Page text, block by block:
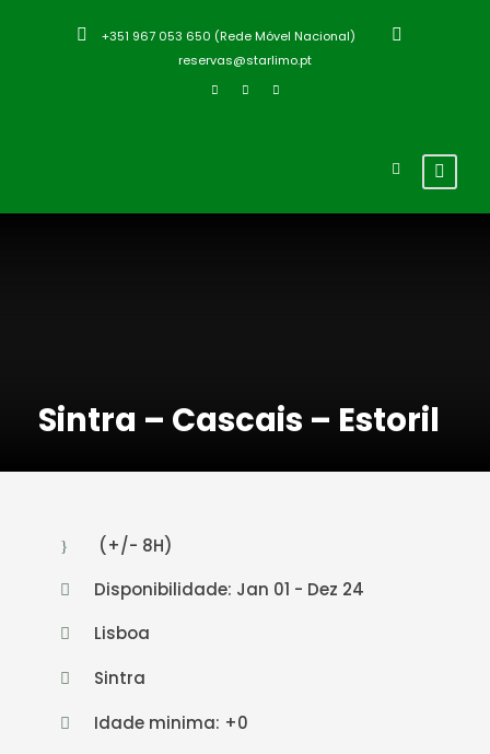
+351 967 053 650 (Rede Móvel Nacional)
reservas@starlimo.pt
Sintra – Cascais – Estoril
(+/- 8H)
Disponibilidade: Jan 01 - Dez 24
Lisboa
Sintra
Idade minima: +0